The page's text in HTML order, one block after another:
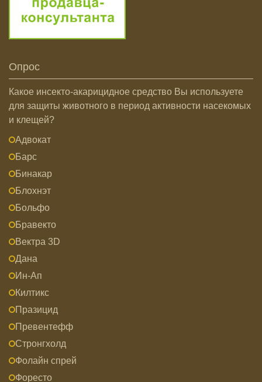
Опрос
Какое инсекто-акарицидное средство Вы используете
для защиты животного в период активности насекомых
и клещей?
Адвокат
Барс
Бинакар
Блохнэт
Больфо
Бравекто
Вектра 3D
Дана
Ин-Ап
Килтикс
Празицид
Превентефф
Стронгхолд
Фолайн спрей
Форесто